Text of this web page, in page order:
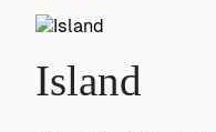
Island